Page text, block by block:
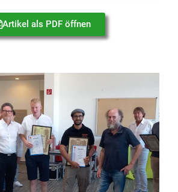
Artikel als PDF öffnen